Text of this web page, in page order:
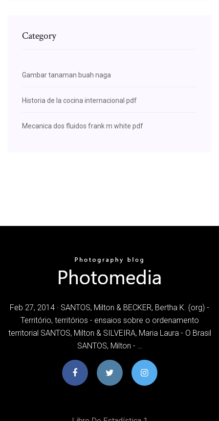
Category
Gambar tanaman buah naga
Historia de la cocina internacional pdf
Mecanica dos fluidos frank m white pdf
Feb 27, 2014 · SANTOS, Milton & BECKER, Bertha K. (org) -
Território, territórios - ensaios sobre o ordenamento
territorial SANTOS, Milton & SILVEIRA, Maria Laura - O Brasil
SANTOS, Milton - …